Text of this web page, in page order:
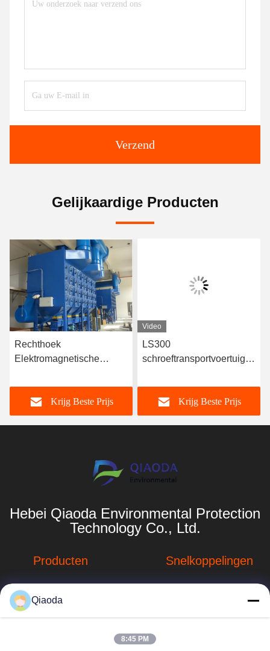
Verzend
Gelijkaardige Producten
Rechthoek
Elektromagnetische
elektriciteitscentrales
Krijg Beste Prijs
Video
LS300
schroeftransportvoertuig
dekselplaat voor
energiebesparende
motorcementfabriek
Krijg Beste Prijs
Hebei Qiaoda Environmental Protection
Technology Co., Ltd.
Producten
Stofverzamelsystemen
Stofopvangsystemen
hbkedacc@gmail.com
Snelkoppelingen
Bedrijfprofiel
Qiaoda
8:45 PM